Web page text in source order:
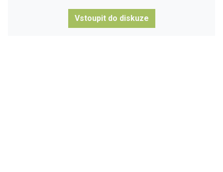
Vstoupit do diskuze